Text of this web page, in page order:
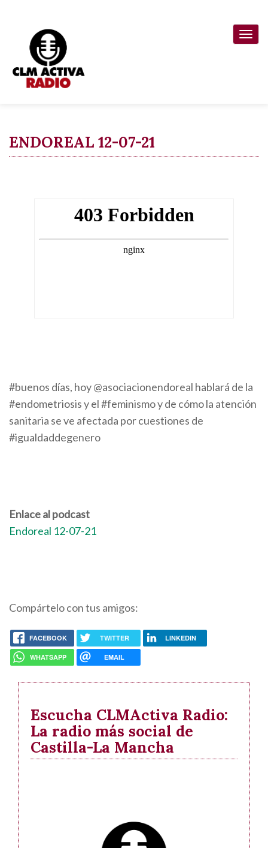
contenido
principal
ENDOREAL 12-07-21
#buenos días, hoy @asociacionendoreal hablará de la
#endometriosis y el #feminismo y de cómo la atención
sanitaria se ve afectada por cuestiones de
#igualdaddegenero
Enlace al podcast
Endoreal 12-07-21
Compártelo con tus amigos:
FACEBOOK TWITTER LINKEDIN
WHATSAPP EMAIL
Escucha CLMActiva Radio:
La radio más social de
Castilla-La Mancha